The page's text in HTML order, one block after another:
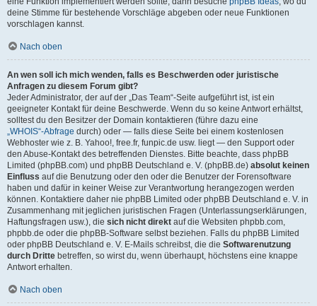
deine Stimme für bestehende Vorschläge abgeben oder neue Funktionen
vorschlagen kannst.
Nach oben
An wen soll ich mich wenden, falls es Beschwerden oder juristische
Anfragen zu diesem Forum gibt?
Jeder Administrator, der auf der „Das Team“-Seite aufgeführt ist, ist ein
geeigneter Kontakt für deine Beschwerde. Wenn du so keine Antwort erhältst,
solltest du den Besitzer der Domain kontaktieren (führe dazu eine
„WHOIS“-Abfrage durch) oder — falls diese Seite bei einem kostenlosen
Webhoster wie z. B. Yahoo!, free.fr, funpic.de usw. liegt — den Support oder
den Abuse-Kontakt des betreffenden Dienstes. Bitte beachte, dass phpBB
Limited (phpBB.com) und phpBB Deutschland e. V. (phpBB.de) absolut keinen
Einfluss auf die Benutzung oder den oder die Benutzer der Forensoftware
haben und dafür in keiner Weise zur Verantwortung herangezogen werden
können. Kontaktiere daher nie phpBB Limited oder phpBB Deutschland e. V. in
Zusammenhang mit jeglichen juristischen Fragen (Unterlassungserklärungen,
Haftungsfragen usw.), die sich nicht direkt auf die Websiten phpbb.com,
phpbb.de oder die phpBB-Software selbst beziehen. Falls du phpBB Limited
oder phpBB Deutschland e. V. E-Mails schreibst, die die Softwarenutzung
durch Dritte betreffen, so wirst du, wenn überhaupt, höchstens eine knappe
Antwort erhalten.
Nach oben